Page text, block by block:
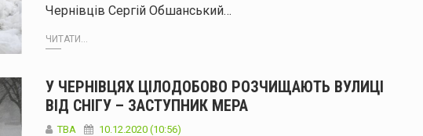
Чернівців Сергій Обшанський…
ЧИТАТИ...
У ЧЕРНІВЦЯХ ЦІЛОДОБОВО РОЗЧИЩАЮТЬ ВУЛИЦІ
ВІД СНІГУ – ЗАСТУПНИК МЕРА
TBA 10.12.2020 (10:56)